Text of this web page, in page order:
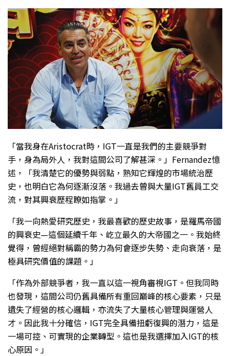
「當我身在Aristocrat時，IGT一直是我們的主要競爭對
手，身為局外人，我對這間公司了解甚深。」Fernandez憶
述，「我清楚它的優勢與弱點，熟知它輝煌的市場統治歷
史，也明白它為何逐漸沒落。我過去曾與大量IGT舊員工交
流，對其興衰歷程瞭如指掌。」
「我一向熱愛研究歷史，我最喜歡的歷史故事，是羅馬帝國
的興衰史—這個延續千年、屹立最久的大帝國之一。我始終
覺得，曾經絕對稱霸的勢力為何會逐步失勢、走向衰落，是
極具研究價值的課題。」
「作為外部競爭者，我一直以這一視角審視IGT。但我同時
也發現，這間公司仍舊具備所有重回巔峰的核心要素，只是
遺失了經營的核心邏輯，亦流失了大量核心管理與運營人
才。因此我十分確信，IGT完全具備扭虧復興的潛力，這是
一場可控、可實現的企業轉型。這也是我選擇加入IGT的核
心原因。」